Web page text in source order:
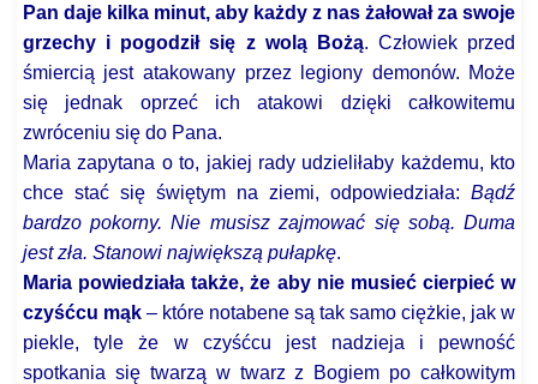
Pan daje kilka minut, aby każdy z nas żałował za swoje
grzechy i pogodził się z wolą Bożą. Człowiek przed
śmiercią jest atakowany przez legiony demonów. Może
się jednak oprzeć ich atakowi dzięki całkowitemu
zwróceniu się do Pana.
Maria zapytana o to, jakiej rady udzieliłaby każdemu, kto
chce stać się świętym na ziemi, odpowiedziała:Bądź
bardzo pokorny. Nie musisz zajmować się sobą. Duma
jest zła. Stanowi największą pułapkę.
Maria powiedziała także, że aby nie musieć cierpieć w
czyśćcu mąk– które notabene są tak samo ciężkie, jak w
piekle, tyle że w czyśćcu jest nadzieja i pewność
spotkania się twarzą w twarz z Bogiem po całkowitym